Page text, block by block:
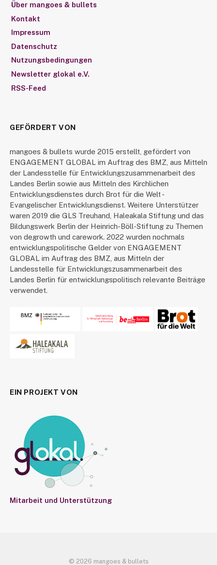
Über mangoes & bullets
Kontakt
Impressum
Datenschutz
Nutzungsbedingungen
Newsletter glokal e.V.
RSS-Feed
GEFÖRDERT VON
mangoes & bullets wurde 2015 erstellt, gefördert von
ENGAGEMENT GLOBAL im Auftrag des BMZ, aus Mitteln
der Landesstelle für Entwicklungszusammenarbeit des
Landes Berlin sowie aus Mitteln des Kirchlichen
Entwicklungsdienstes durch Brot für die Welt -
Evangelischer Entwicklungsdienst. Weitere Unterstützer
waren 2019 die GLS Treuhand, Haleakala Stiftung und das
Bildungswerk Berlin der Heinrich-Böll-Stiftung zu Themen
von degrowth und carework. 2022 wurden nochmals
entwicklungspolitische Gelder von ENGAGEMENT
GLOBAL im Auftrag des BMZ, aus Mitteln der
Landesstelle für Entwicklungszusammenarbeit des
Landes Berlin für entwicklungspolitisch relevante Beiträge
verwendet.
EIN PROJEKT VON
Mitarbeit und Unterstützung
© 2026 mangoes & bullets